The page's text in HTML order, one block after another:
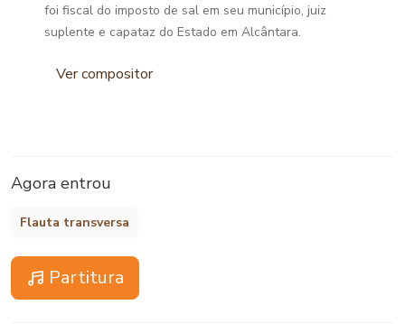
foi fiscal do imposto de sal em seu município, juiz
suplente e capataz do Estado em Alcântara.
Ver compositor
Agora entrou
Flauta transversa
Partitura